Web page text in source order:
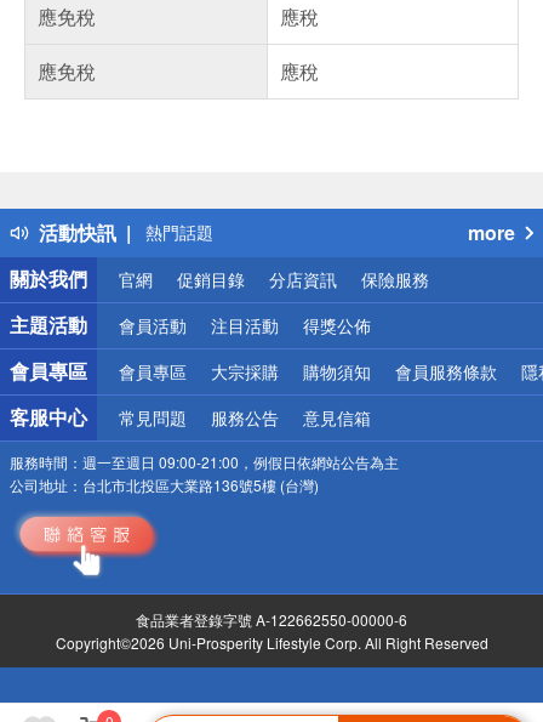
應免稅
應稅
應免稅
應稅
活動快訊
得獎公告
熱門話題
銀行優惠
偏遠地區配送
詐騙網頁！請小心！
more
關於我們
官網 促銷目錄 分店資訊 保險服務
主題活動 會員活動 注目活動 得獎公佈
會員專區 會員專區 大宗採購 購物須知 會員服務條款 隱
客服中心 常見問題 服務公告 意見信箱
服務時間： 週一至週日 09:00-21:00，例假日依網站公告為主
公司地址： 台北市北投區大業路136號5樓 (台灣)
食品業者登錄字號 A-122662550-00000-6
Copyright©2026 Uni-Prosperity Lifestyle Corp. All Right Reserved